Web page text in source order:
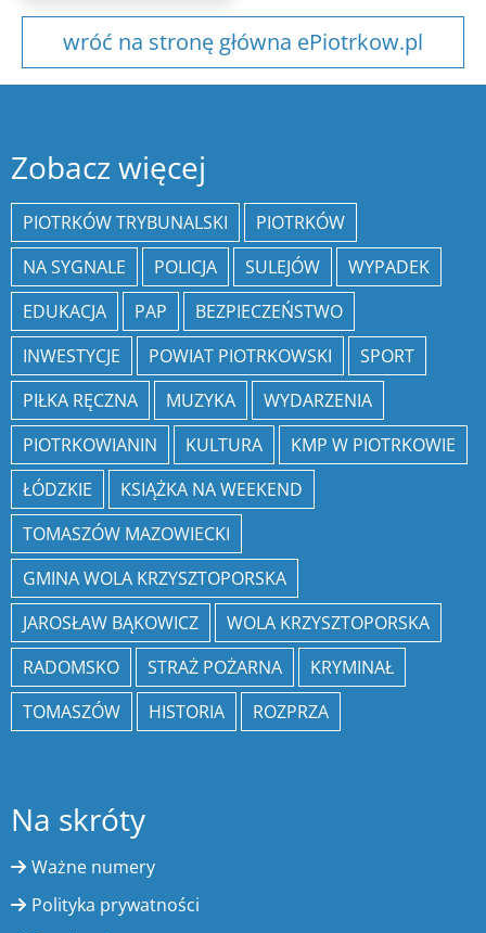
wróć na stronę główna ePiotrkow.pl
Zobacz więcej
PIOTRKÓW TRYBUNALSKI
PIOTRKÓW
NA SYGNALE
POLICJA SULEJÓW
WYPADEK
EDUKACJA
PAP
BEZPIECZEŃSTWO
INWESTYCJE
POWIAT PIOTRKOWSKI
SPORT
PIŁKA RĘCZNA
MUZYKA
WYDARZENIA
PIOTRKOWIANIN
KULTURA
KMP W PIOTRKOWIE
ŁÓDZKIE
KSIĄŻKA NA WEEKEND
TOMASZÓW MAZOWIECKI
GMINA WOLA KRZYSZTOPORSKA
JAROSŁAW BĄKOWICZ
WOLA KRZYSZTOPORSKA
RADOMSKO
STRAŻ POŻARNA
KRYMINAŁ
TOMASZÓW
HISTORIA ROZPRZA
Na skróty
Ważne numery
Polityka prywatności